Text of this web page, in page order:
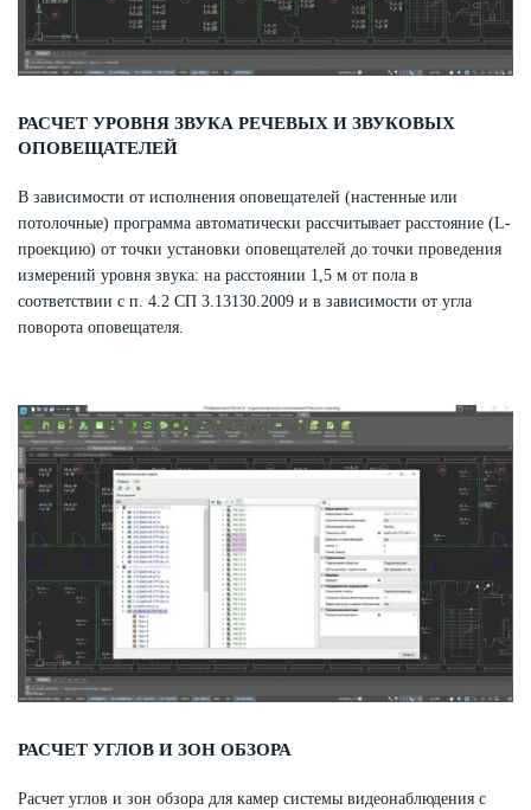
РАСЧЕТ УРОВНЯ ЗВУКА РЕЧЕВЫХ И ЗВУКОВЫХ
ОПОВЕЩАТЕЛЕЙ
В зависимости от исполнения оповещателей (настенные или
потолочные) программа автоматически рассчитывает расстояние (L-
проекцию) от точки установки оповещателей до точки проведения
измерений уровня звука: на расстоянии 1,5 м от пола в
соответствии с п. 4.2 СП 3.13130.2009 и в зависимости от угла
поворота оповещателя.
РАСЧЕТ УГЛОВ И ЗОН ОБЗОРА
Расчет углов и зон обзора для камер системы видеонаблюдения с